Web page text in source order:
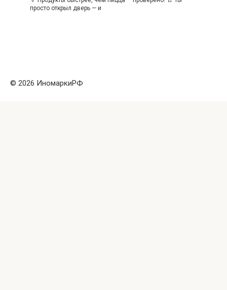
просто открыл дверь — и
© 2026 ИномаркиРФ